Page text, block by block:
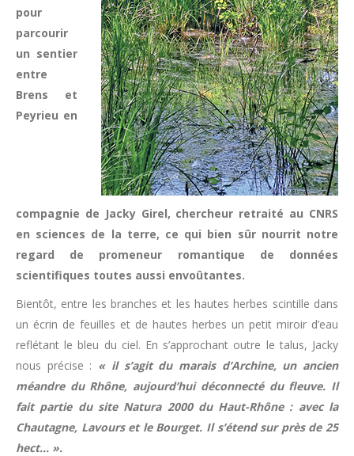
pour
parcourir
un sentier
entre
Brens et
Peyrieu en
compagnie de Jacky Girel, chercheur retraité au CNRS
en sciences de la terre, ce qui bien sûr nourrit notre
regard de promeneur romantique de données
scientifiques toutes aussi envoûtantes.
Bientôt, entre les branches et les hautes herbes scintille dans
un écrin de feuilles et de hautes herbes un petit miroir d’eau
reflétant le bleu du ciel. En s’approchant outre le talus, Jacky
nous précise : « il s’agit du marais d’Archine, un ancien
méandre du Rhône, aujourd’hui déconnecté du fleuve. Il
fait partie du site Natura 2000 du Haut-Rhône : avec la
Chautagne, Lavours et le Bourget. Il s’étend sur près de 25
hect… ».